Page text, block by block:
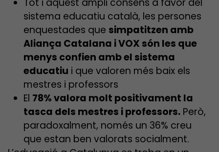
Tot i aquest ampli consens a favor del
sistema educatiu català, les persones
enquestades que simpatitzen amb
Aliança Catalana i VOX són les que
menys confien amb el sistema
educatiu i que valoren més baix els
mestres i professors
El 78% valora molt positivament la
tasca dels mestres i professors. Però,
paradoxalment, només un 36% creu
que estan ben valorats socialment.